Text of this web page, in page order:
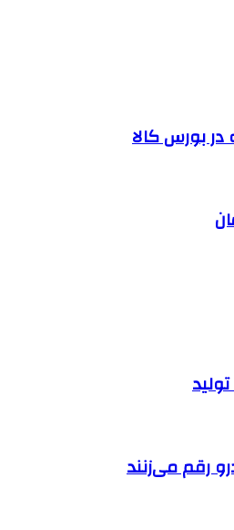
در بورس کالا
رقم می‌زنند